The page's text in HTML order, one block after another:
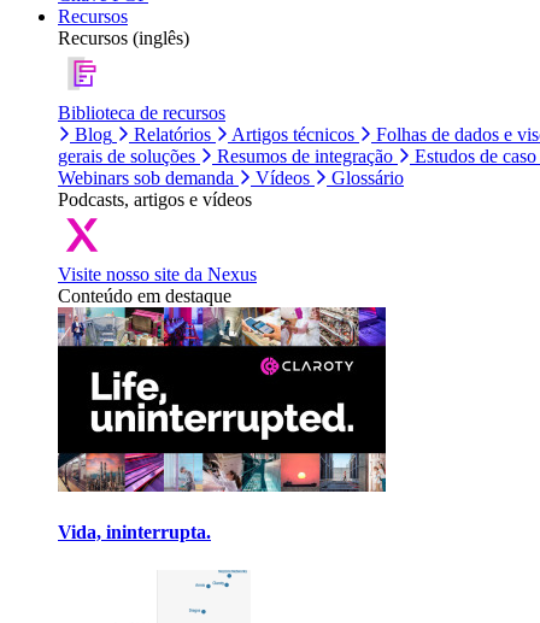
Recursos
Recursos (inglês)
Biblioteca de recursos
Blog
Relatórios Artigos técnicos
Folhas de dados e
gerais de soluções
Resumos de integração
Estudos de caso
Webinars sob demanda
Vídeos
Glossário
Podcasts, artigos e vídeos
Visite nosso site da Nexus
Conteúdo em destaque
Vida, ininterrupta.